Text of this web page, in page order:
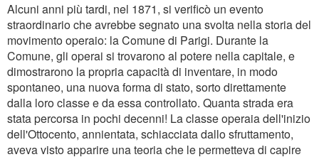
Alcuni anni più tardi, nel 1871, si verificò un evento
straordinario che avrebbe segnato una svolta nella storia del
movimento operaio: la Comune di Parigi. Durante la
Comune, gli operai si trovarono al potere nella capitale, e
dimostrarono la propria capacità di inventare, in modo
spontaneo, una nuova forma di stato, sorto direttamente
dalla loro classe e da essa controllato. Quanta strada era
stata percorsa in pochi decenni! La classe operaia dell'inizio
dell'Ottocento, annientata, schiacciata dallo sfruttamento,
aveva visto apparire una teoria che le permetteva di capire